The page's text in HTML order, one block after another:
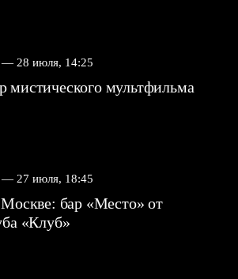
— 28 июля, 14:25
мистического мультфильма
— 27 июля, 18:45
бар «Место» от
«Клуб»